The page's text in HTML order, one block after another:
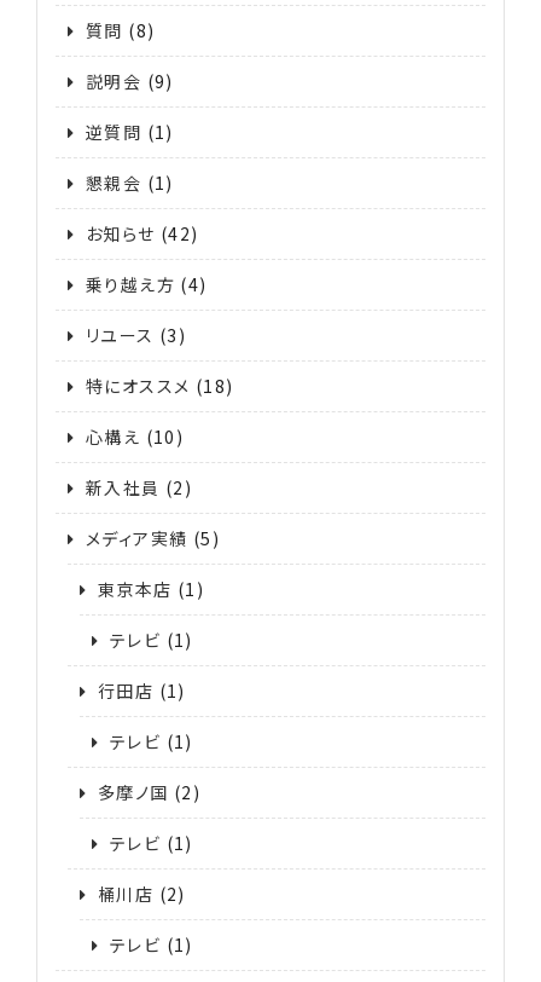
質問 (8)
説明会 (9)
逆質問 (1)
懇親会 (1)
お知らせ (42)
乗り越え方 (4)
リユース (3)
特にオススメ (18)
心構え (10)
新入社員 (2)
メディア実績 (5)
東京本店 (1)
テレビ (1)
行田店 (1)
テレビ (1)
多摩ノ国 (2)
テレビ (1)
桶川店 (2)
テレビ (1)